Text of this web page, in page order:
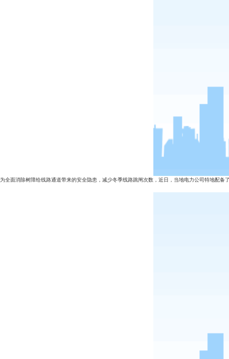
为全面消除树障给线路通道带来的安全隐患，减少冬季线路跳闸次数，近日，当地电力公司特地配